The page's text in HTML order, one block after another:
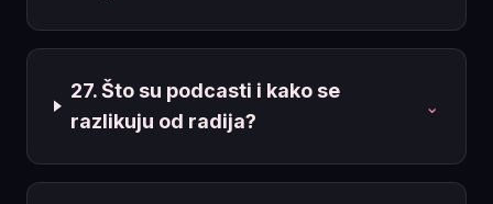
27. Što su podcasti i kako se
razlikuju od radija?
⌄